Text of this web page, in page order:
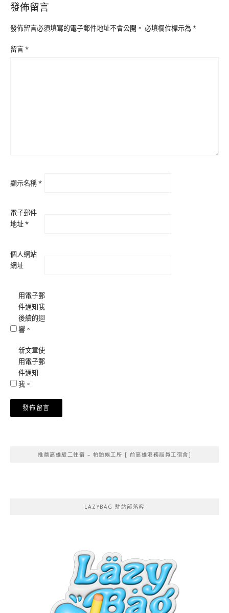
發佈留言
發佈留言必須填寫的電子郵件地址不會公開。 必填欄位標示為*
留言*
顯示名稱*
電子郵件
地址*
個人網站
網址
用電子郵
件通知我
後續的迴
響。
新文章使
用電子郵
件通知
我。
推薦高雄駁二住宿 – 帕鉑候工所 [ 前高雄港務局員工宿舍]
LAZYBAG 駐站部落客